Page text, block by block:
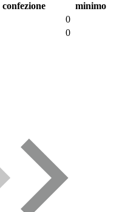
confezione
minimo
0
0